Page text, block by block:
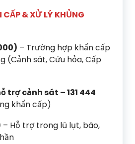
CẤP & XỬ LÝ KHỦNG
– Trường hợp khẩn cấp
(Cảnh sát, Cứu hỏa, Cấp
trợ cảnh sát – 131 444
khẩn cấp)
– Hỗ trợ trong lũ lụt, bão,